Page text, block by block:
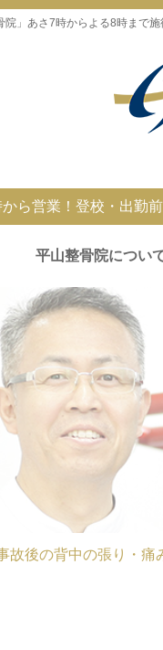
院」あさ7時からよる8時まで施
ら営業！登校・出勤
平山整骨院につい
故後の背中の張り・痛